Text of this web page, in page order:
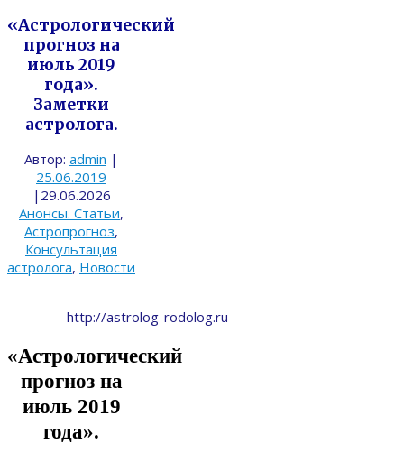
«Астрологический
прогноз на
июль 2019
года».
Заметки
астролога.
Автор: admin |
25.06.2019
| 29.06.2026
Анонсы. Статьи,
Астропрогноз,
Консультация
астролога, Новости
http://astrolog-rodolog.ru
«Астрологический
прогноз на
июль 2019
года».